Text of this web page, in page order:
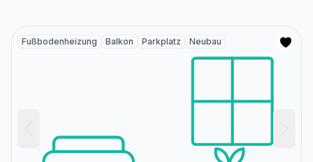
Fußbodenheizung Balkon Parkplatz Neubau